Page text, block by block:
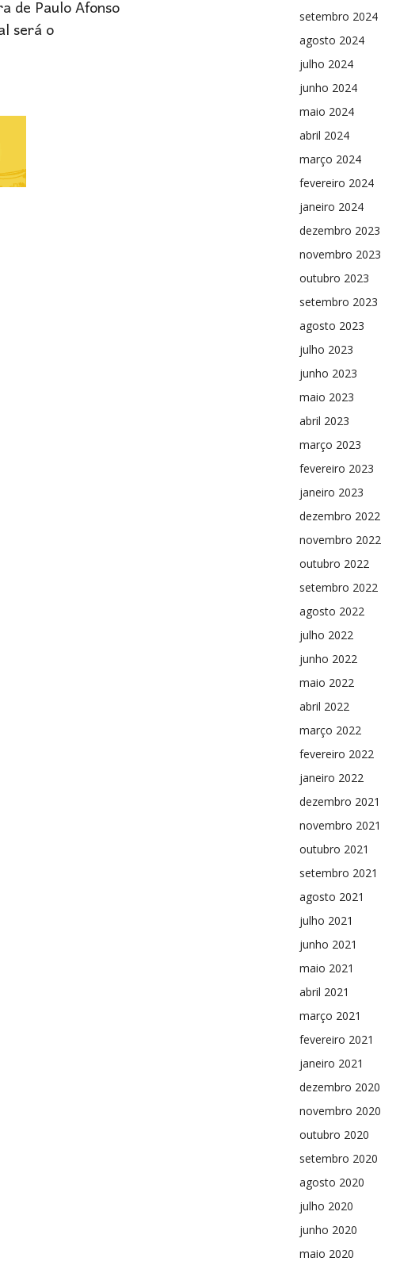
de Paulo Afonso
será o
setembro 2024
agosto 2024
julho 2024
junho 2024
maio 2024
abril 2024
março 2024
fevereiro 2024
janeiro 2024
dezembro 2023
novembro 2023
outubro 2023
setembro 2023
agosto 2023
julho 2023
junho 2023
maio 2023
abril 2023
março 2023
fevereiro 2023
janeiro 2023
dezembro 2022
novembro 2022
outubro 2022
setembro 2022
agosto 2022
julho 2022
junho 2022
maio 2022
abril 2022
março 2022
fevereiro 2022
janeiro 2022
dezembro 2021
novembro 2021
outubro 2021
setembro 2021
agosto 2021
julho 2021
junho 2021
maio 2021
abril 2021
março 2021
fevereiro 2021
janeiro 2021
dezembro 2020
novembro 2020
outubro 2020
setembro 2020
agosto 2020
julho 2020
junho 2020
maio 2020